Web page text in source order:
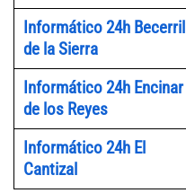
Informático 24h Becerril
de la Sierra
Informático 24h Encinar
de los Reyes
Informático 24h El
Cantizal